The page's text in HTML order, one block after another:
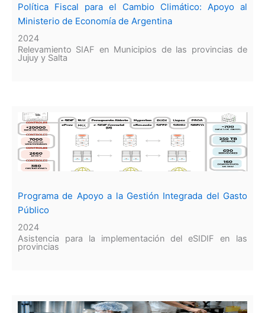
Política Fiscal para el Cambio Climático: Apoyo al
Ministerio de Economía de Argentina
2024
Relevamiento SIAF en Municipios de las provincias de
Jujuy y Salta
Programa de Apoyo a la Gestión Integrada del Gasto
Público
2024
Asistencia para la implementación del eSIDIF en las
provincias